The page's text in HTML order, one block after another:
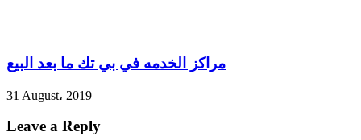
مراكز الخدمه في بي تك ما بعد البيع
31 August، 2019
Leave a Reply